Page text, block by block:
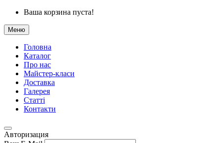
Ваша корзина пуста!
Меню
Головна
Каталог
Про нас
Майстер-класи
Доставка
Галерея
Статтi
Контакти
Авторизация